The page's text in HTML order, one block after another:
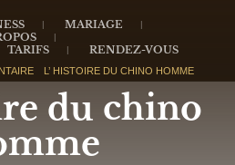
MARIAGE
TARIFS RENDEZ-VOUS
L’ HISTOIRE DU CHINO HOMME
du chino